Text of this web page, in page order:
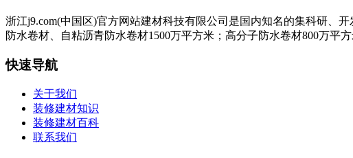
浙江j9.com(中国区)官方网站建材科技有限公司是国内知名的集科研、
防水卷材、自粘沥青防水卷材1500万平方米；高分子防水卷材800万平
快速导航
关于我们
装修建材知识
装修建材百科
联系我们